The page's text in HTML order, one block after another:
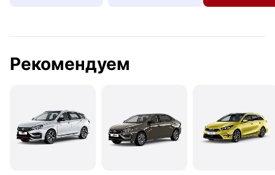
Рекомендуем